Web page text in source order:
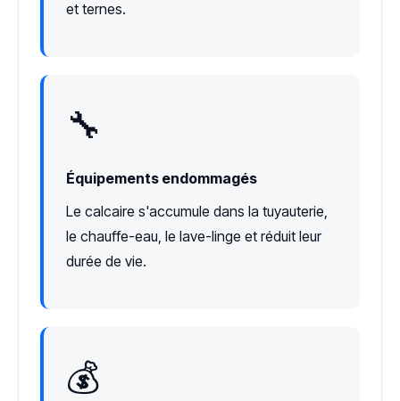
et ternes.
🔧
Équipements endommagés
Le calcaire s'accumule dans la tuyauterie,
le chauffe-eau, le lave-linge et réduit leur
durée de vie.
💰